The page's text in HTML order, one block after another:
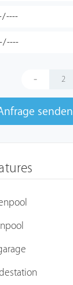
-
senden